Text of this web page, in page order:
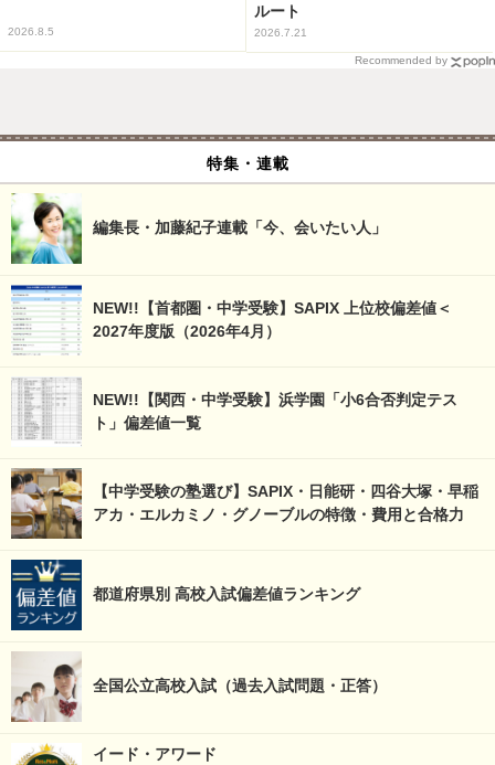
2026.8.5
ルート
2026.7.21
Recommended by
特集・連載
編集長・加藤紀子連載「今、会いたい人」
NEW!!【首都圏・中学受験】SAPIX 上位校偏差値＜
2027年度版（2026年4月）
NEW!!【関西・中学受験】浜学園「小6合否判定テス
ト」偏差値一覧
【中学受験の塾選び】SAPIX・日能研・四谷大塚・早稲
アカ・エルカミノ・グノーブルの特徴・費用と合格力
都道府県別 高校入試偏差値ランキング
全国公立高校入試（過去入試問題・正答）
イード・アワード